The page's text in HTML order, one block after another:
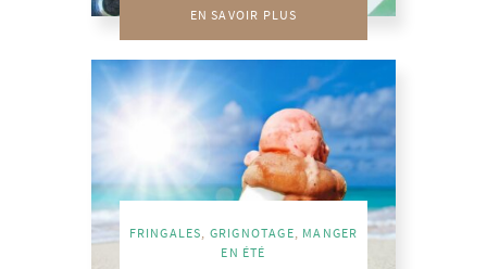
EN SAVOIR PLUS
FRINGALES GRIGNOTAGE MANGER
EN ÉTÉ